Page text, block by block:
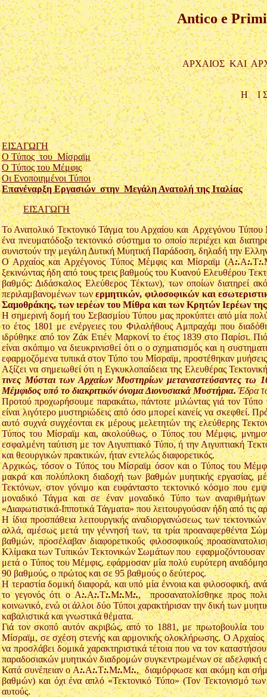
Antico e
AΡΧΑΙΟΣ ΚΑΙ
Η Ι
ΕΙΣΑΓΩΓΗ
Ο Τύπος του Μίσραϊμ
Ο Τύπος του Μέμφις
Οι Ενοποιημένοι Τύποι
Επανέναρξη Εργασιών στην Μεγάλη Ανατολή της Ιταλίας
ΕΙΣΑΓΩΓΗ
Το Ανατολικό Τεκτονικό Τάγμα του Αρχαίου και Αρχεγόνου
ένα πνευματόδοξο τεκτονικό σύστημα το οποίο περιέχει και
συνιστούν την μεγάλη Δυτική Μυητική Παράδοση, δηλαδή την
Ο Αρχαίος και Αρχέγονος Τύπος Μέμφις και Μίσραϊμ (Α:.Α:.Τ:.
ξεκινώντας ήδη από τους τρεις βαθμούς του Κυανού Ελευθέρου
βαθμός: Διδάσκαλος Ελεύθερος Τέκτων), των οποίων διατηρεί
περιλαμβανομένων τωνερμητικών, φιλοσοφικών και
Σαμοθράκης, των ιερέων του Μίθρα και των Κρητών Ιερέων
Η σημερινή δομή του Σεβασμίου Τύπου μας προκύπτει από μία
το έτος 1801 με ενέργειες του Φιλαλήθους Αμπραχάμ που
ιδρύθηκε από τον Ζάκ Ετιέν Μαρκονί το έτος 1839 στο Παρίσι.
είναι σκόπιμο να διευκρινισθεί ότι ο ο σχηματισμός και η
εφαρμοζόμενα τυπικά στον Τύπο του Μίσραϊμ, προστέθηκαν
Αξίζει να σημειωθεί ότι η Εγκυκλοπαίδεια της Ελευθέρας
τινες Μύσται των Αρχαίων Μυστηρίων μεταναστεύσαντες τω
Μέμφιδος υπό το διακριτικόν όνομα Διονυσιακά Μυστήρια.Έδρα
Προτού προχωρήσουμε παρακάτω, πάντοτε μιλώντας γιά τον Τύπο
είναι λιγότερο μυστηριώδεις από όσο μπορεί κανείς να σκεφθεί.
αυτό συχνά συγχέονται εκ μέρους μελετητών της ελεύθερης
Τύπος του Μίσραϊμ και, ακολούθως, ο Τύπος του Μέμφις,
εσφαλμένη ταύτιση με τον Αιγυπτιακό Τύπο, ή την Αιγυπτιακή
και θεουργικών πρακτικών, ήταν εντελώς διαφορετικός.
Αρχικώς, τόσον ο Τύπος του Μίσραϊμ όσον και ο Τύπος του
μακρά και πολύπλοκη διαδοχή των βαθμών μυητικής εργασίας,
Τεκτόνων, στον γόνιμο και ευφάνταστο τεκτονικό κόσμο που
μοναδικό Τάγμα και σε έναν μοναδικό Τύπο των
«Διαφωτιστικά-Ιπποτικά Τάγματα» που λειτουργούσαν ήδη από τις
Η ίδια προσπάθεια λειτουργικής αναδιοργανώσεως των
αλλά, αμέσως μετά την γέννησή των, τα τρία προαναφερθέντα
βαθμών, προσέλαβαν διαφορετικούς φιλοσοφικούς
Κλίμακα των Τυπικών Τεκτονικών Σωμάτων που εφαρμοζόντουσαν
μετά ο Τύπος του Μέμφις, εφάρμοσαν μία πολύ ευρύτερη
90 βαθμούς, ο πρώτος και σε 95 βαθμούς ο δεύτερος.
Η τεραστία δομική διαφορά, και υπό μία έννοια και φιλοσοφική,
το γεγονός ότι ο Α:.Α:.Τ:.Μ:.Μ:., προσανατολίσθηκε προς
κοινωνικό, ενώ οι άλλοι δύο Τύποι χαρακτήρισαν την δική των
καβαλιστικά και γνωστικά θέματα.
Γιά τον σκοπό αυτόν ακριβώς, από το 1881, με πρωτοβουλία
Μίσραϊμ, σε σχέση στενής και αρμονικής ολοκλήρωσης. Ο
να προσλάβει δομικά χαρακτηριστικά τέτοια που να τον
παραδοσιακών μυητικών διαδρομών συγκεντρωμένων σε αδελφική
Κατά συνέπειαν ο Α:.Α:.Τ:.Μ:.Μ:., διαμόρφωσε και ακόμη και
βαθμών) και όχι ένα απλό «Τεκτονικό Τύπο» (Τον Τεκτονισμό
αυτούς.